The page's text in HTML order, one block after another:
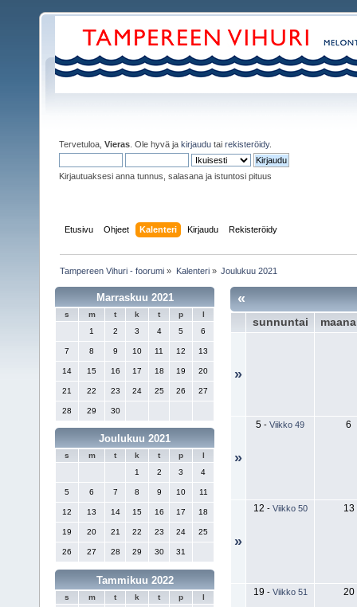
Tervetuloa, Vieras . Ole hyvä ja kirjaudu tai rekisteröidy.
Kirjautuaksesi anna tunnus, salasana ja istuntosi pituus
Etusivu Ohjeet Kalenteri Kirjaudu Rekisteröidy
Tampereen Vihuri - foorumi » Kalenteri» Joulukuu 2021
Marraskuu 2021
s m t k t p
l
1
2 3 4 5 6
7 8 9 10 11 12 13
14 15 16 17 18 19 20
21 22 23 24 25 26 27
28 29 30
Joulukuu 2021
s m t k t p
l
1
2 3 4
5 6 7 8 9 10 11
12 13 14 15 16 17 18
19 20 21 22 23 24 25
26 27 28 29 30 31
Tammikuu 2022
s m t k t p
l
«
sunnuntai
»
»
5 - Viikko 49 6
»
12 - Viikko 50 13
19 - Viikko 51 20